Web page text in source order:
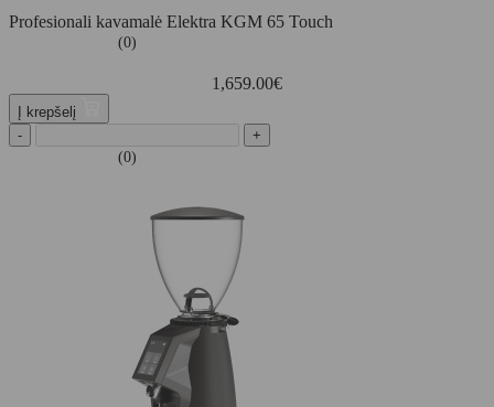
Profesionali kavamalė Elektra KGM 65 Touch
(0)
1,659.00€
Į krepšelį
-
+
(0)